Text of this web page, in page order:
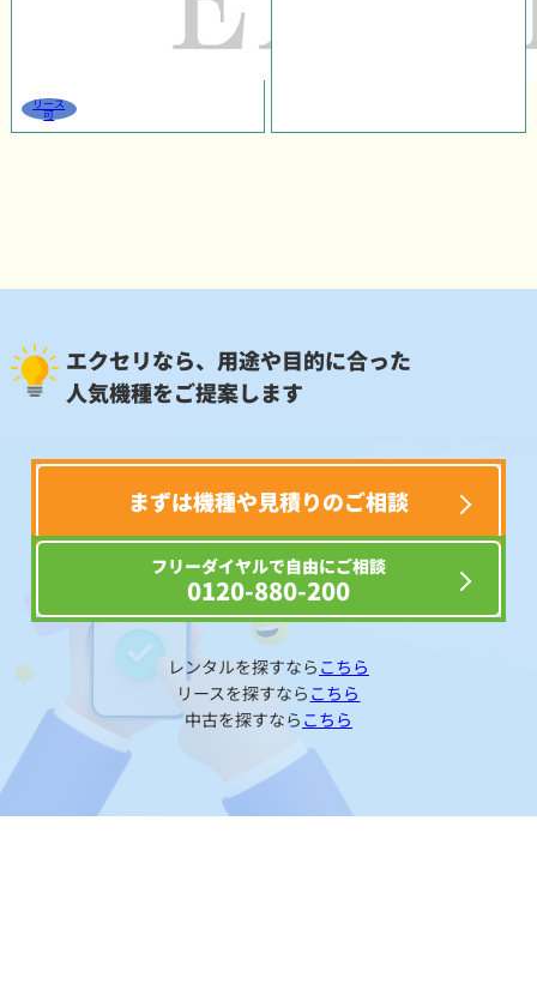
リース
可
エクセリなら、用途や目的に合った
人気機種をご提案します
まずは機種や見積りのご相談
フリーダイヤルで自由にご相談
0120-880-200
レンタルを探すなら こちら
リースを探すなら こちら
中古を探すなら こちら